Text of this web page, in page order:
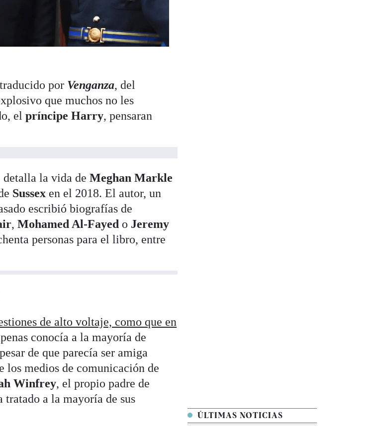
por Venganza, del
que muchos no les
elpríncipe Harry, pensaran
detalla la vida deMeghan Markle
Sussex en el 2018. El autor, un
escribió biografías de
,Mohamed Al-Fayed o Jeremy
personas para el libro, entre
de alto voltaje, como que en
conocía a la mayoría de
de que parecía ser amiga
los medios de comunicación de
Winfrey, el propio padre de
tratado a la mayoría de sus
ÚLTIMAS NOTICIAS